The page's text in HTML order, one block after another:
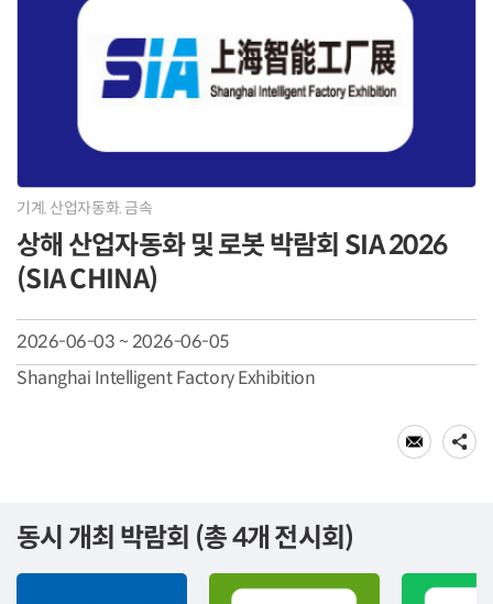
기계. 산업자동화. 금속
상해 산업자동화 및 로봇 박람회 SIA 2026
(SIA CHINA)
2026-06-03 ~ 2026-06-05
Shanghai Intelligent Factory Exhibition
동시 개최 박람회 (총 4개 전시회)